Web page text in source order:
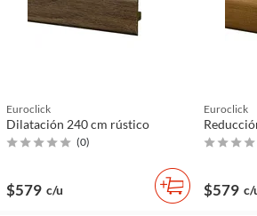
Euroclick
Dilatación 240 cm rústico
(0)
$579 c/u
Euroclick
$579 c/